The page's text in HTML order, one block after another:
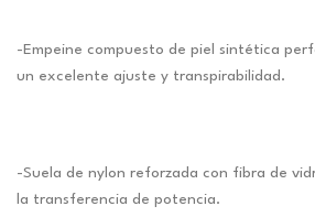
-Empeine compuesto de piel sintética
un excelente ajuste y transpirabilidad.
-Suela de nylon reforzada con fibra de
la transferencia de potencia.